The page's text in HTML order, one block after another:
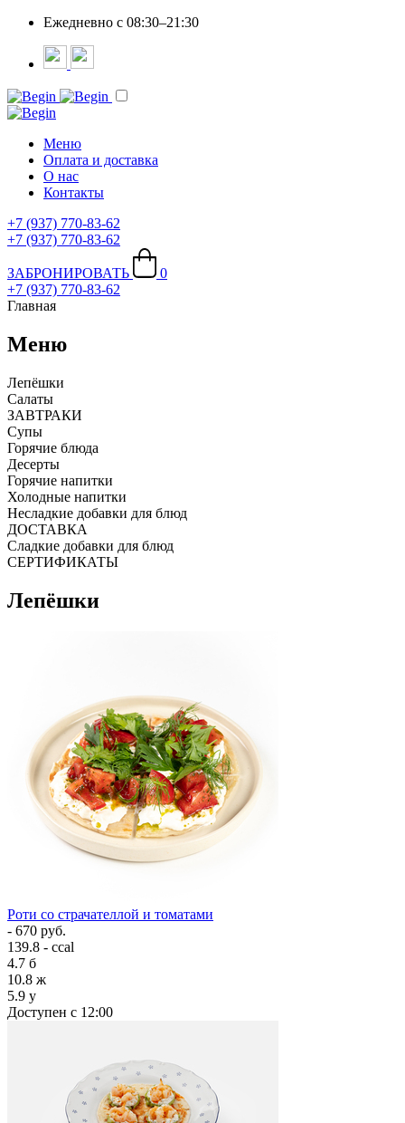
Ежедневно c 08:30–21:30
Меню
Оплата и доставка
О нас
Контакты
+7 (937) 770-83-62
+7 (937) 770-83-62
ЗАБРОНИРОВАТЬ
0
+7 (937) 770-83-62
Главная
Меню
Лепёшки
Салаты
ЗАВТРАКИ
Супы
Горячие блюда
Десерты
Горячие напитки
Холодные напитки
Несладкие добавки для блюд
ДОСТАВКА
Сладкие добавки для блюд
СЕРТИФИКАТЫ
Лепёшки
Роти со страчателлой и томатами
- 670 руб.
139.8 - ccal
4.7 б
10.8 ж
5.9 у
Доступен с 12:00